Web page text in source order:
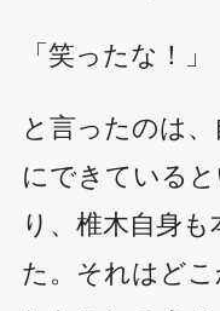
「笑ったな！」
と言ったのは
にできている
り、椎木自身
た。それはど